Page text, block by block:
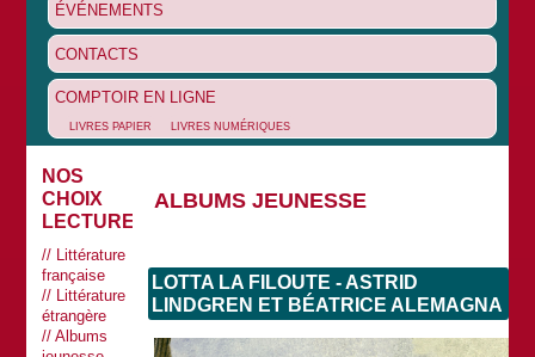
ÉVÉNEMENTS
CONTACTS
COMPTOIR EN LIGNE
LIVRES PAPIER LIVRES NUMÉRIQUES
NOS
CHOIX
LECTURES
Littérature
française
Littérature
étrangère
Albums
ALBUMS JEUNESSE
LOTTA LA FILOUTE - ASTRID
LINDGREN ET BÉATRICE ALEMAGNA